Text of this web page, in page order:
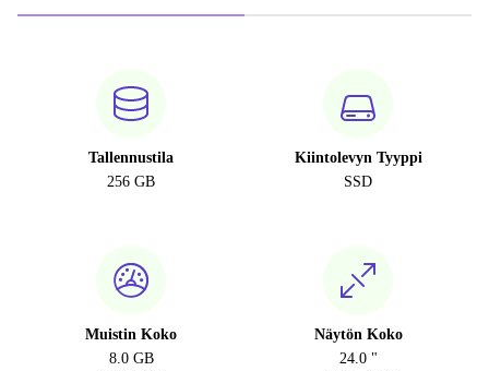
Tallennustila
256 GB
Kiintolevyn Tyyppi
SSD
Muistin Koko
8.0 GB
Näytön Koko
24.0 "